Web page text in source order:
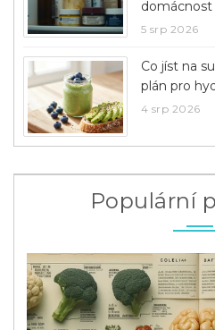
domácnost
5 srp 2026
Co jíst na
plán pro
4 srp 2026
Populární